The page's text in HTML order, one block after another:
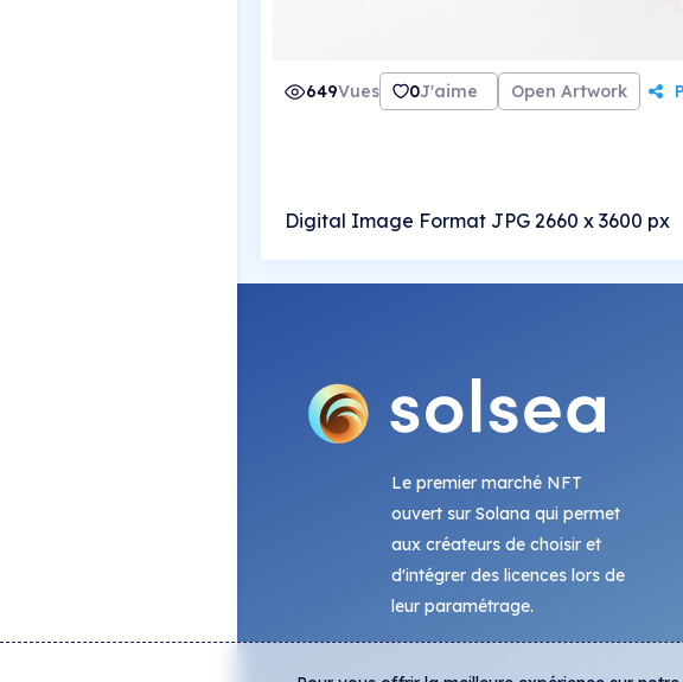
649Vues 0J'aime Open Artwork
Digital Image Format JPG 2660 x 3600 px
Le premier marché NFT
ouvert sur Solana qui permet
aux créateurs de choisir et
d'intégrer des licences lors de
leur paramétrage.